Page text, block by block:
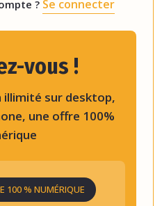
? Se connecter
vous !
sur desktop,
une offre 100%
100 % NUMÉRIQUE